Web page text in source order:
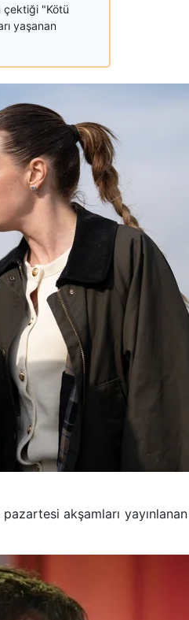
çektiği "Kötü
yaşanan
akşamları